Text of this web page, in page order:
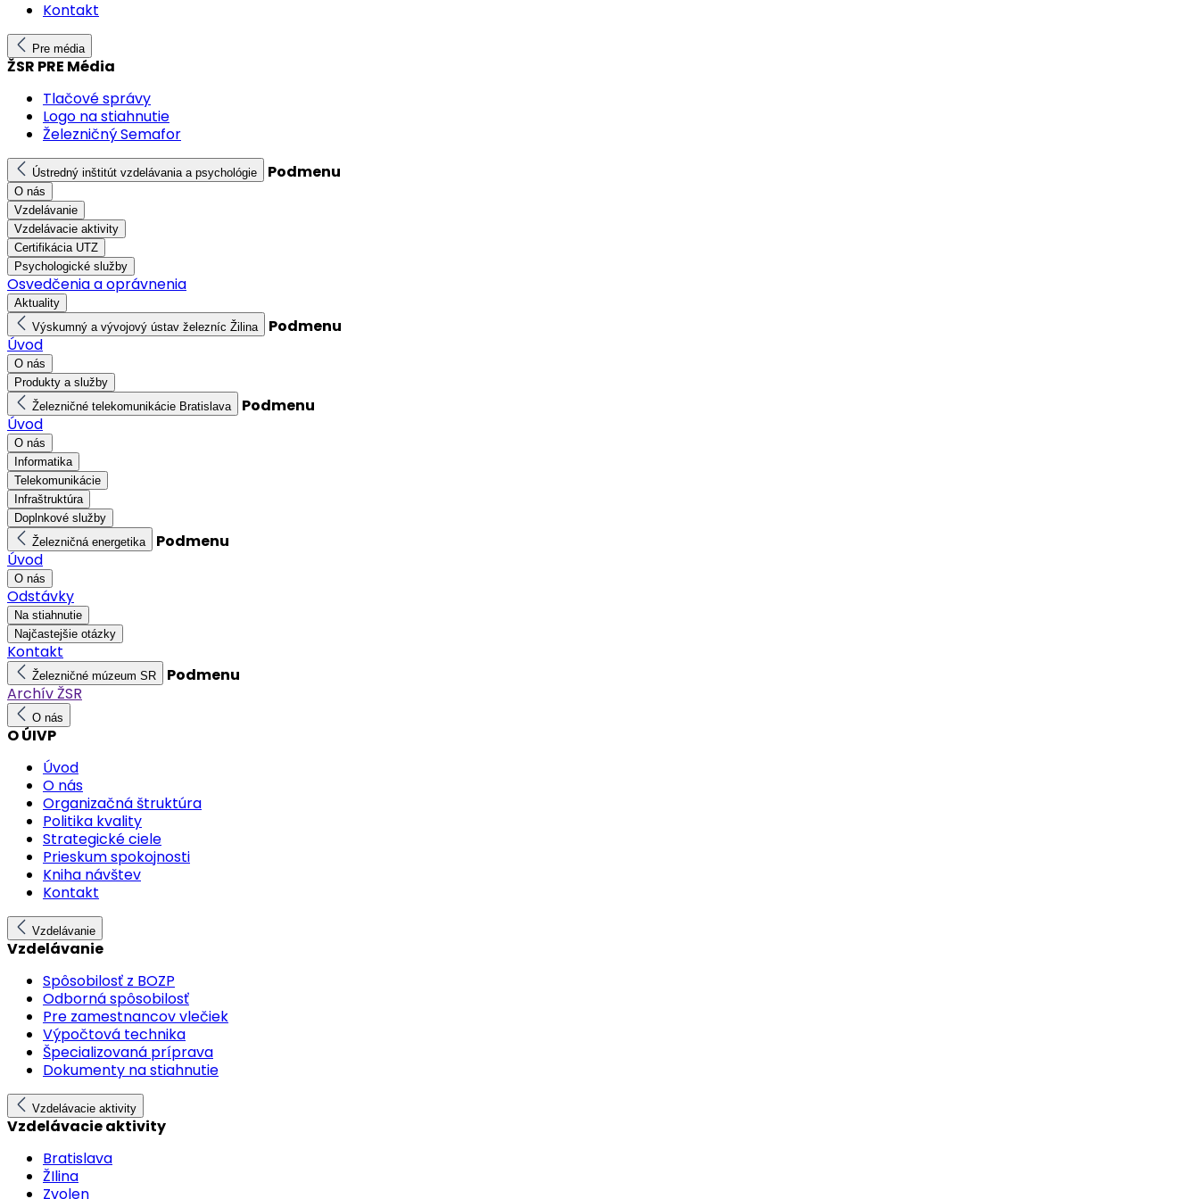
Kontakt
Pre média
ŽSR PRE Média
Tlačové správy
Logo na stiahnutie
Železničný Semafor
Ústredný inštitút vzdelávania a psychológie Podmenu
O nás
Vzdelávanie
Vzdelávacie aktivity
Certifikácia UTZ
Psychologické služby
Osvedčenia a oprávnenia
Aktuality
Výskumný a vývojový ústav železníc Žilina
Podmenu
Úvod
O nás
Produkty a služby
Železničné telekomunikácie Bratislava
Podmenu
Úvod
O nás
Informatika
Telekomunikácie
Infraštruktúra
Doplnkové služby
Železničná energetika
Podmenu
Úvod
O nás
Odstávky
Na stiahnutie
Najčastejšie otázky
Kontakt
Železničné múzeum SR
Podmenu
Archív ŽSR
O nás
O ÚIVP
Úvod
O nás
Organizačná štruktúra
Politika kvality
Strategické ciele
Prieskum spokojnosti
Kniha návštev
Kontakt
Vzdelávanie
Vzdelávanie
Spôsobilosť z BOZP
Odborná spôsobilosť
Pre zamestnancov vlečiek
Výpočtová technika
Špecializovaná príprava
Dokumenty na stiahnutie
Vzdelávacie aktivity
Vzdelávacie aktivity
Bratislava
ŽIlina
Zvolen